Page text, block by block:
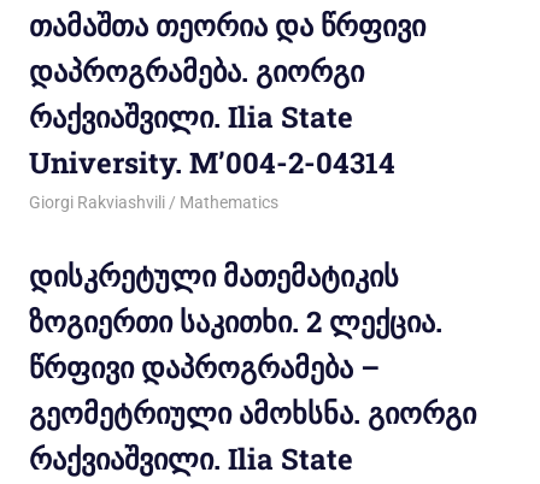
თამაშთა თეორია და წრფივი
დაპროგრამება. გიორგი
რაქვიაშვილი. Ilia State
University. M’004-2-04314
31/05/2012
Giorgi Rakviashvili Mathematics
დისკრეტული მათემატიკის
ზოგიერთი საკითხი. 2 ლექცია.
წრფივი დაპროგრამება –
გეომეტრიული ამოხსნა. გიორგი
რაქვიაშვილი. Ilia State